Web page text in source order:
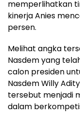
memperlihatkan
kinerja Anies
persen.
Melihat angka
Nasdem yang
calon presiden
Nasdem Willy
tersebut menjadi
dalam